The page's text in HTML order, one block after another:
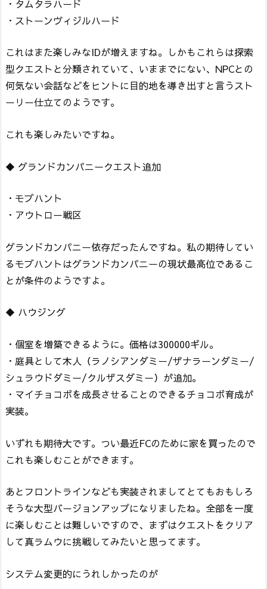
・タムタラハード
・ストーンヴィジルハード
これはまた楽しみなIDが増えますね。しかもこれらは探索
型クエストと分類されていて、いままでにない、NPCとの
何気ない会話などをヒントに目的地を導き出すと言うスト
ーリー仕立てのようです。
これも楽しみたいですね。
◆ グランドカンパニークエスト追加
・モブハント
・アウトロー戦区
グランドカンパニー依存だったんですね。私の期待してい
るモブハントはグランドカンパニーの現状最高位であるこ
とが条件のようですよ。
◆ ハウジング
・個室を増築できるように。価格は300000ギル。
・庭具として木人（ラノシアンダミー/ザナラーンダミー/
シュラウドダミー/クルザスダミー）が追加。
・マイチョコボを成長させることのできるチョコボ育成が
実装。
いずれも期待大です。つい最近FCのために家を買ったので
これも楽しむことができます。
あとフロントラインなども実装されましてとてもおもしろ
そうな大型バージョンアップになりましたね。全部を一度
に楽しむことは難しいですので、まずはクエストをクリア
して真ラムウに挑戦してみたいと思ってます。
システム変更的にうれしかったのが